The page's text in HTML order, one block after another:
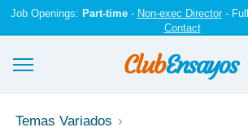
Job Openings: Part-time- Non-exec Director-
Contact
Ensayos y trabajos
Temas Variados